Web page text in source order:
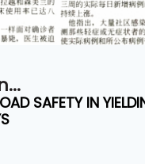
SAFETY IN